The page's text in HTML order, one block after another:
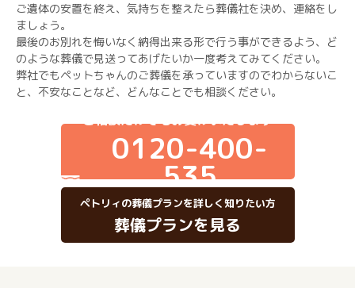
ご遺体の安置を終え、気持ちを整えたら葬儀社を決め、連絡をし
ましょう。
最後のお別れを悔いなく納得出来る形で行う事ができるよう、ど
のような葬儀で見送ってあげたいか一度考えてみてください。
弊社でもペットちゃんのご葬儀を承っていますのでわからないこ
と、不安なことなど、どんなことでも相談ください。
ご相談だけでもお受けいたします
0120-400-
535
ペトリィの葬儀プランを詳しく知りたい方
葬儀プランを見る